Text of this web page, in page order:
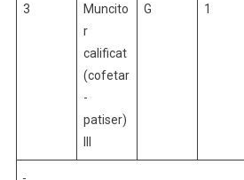
3
Muncito
r
calificat
(cofetar
-
patiser)
III
G 1